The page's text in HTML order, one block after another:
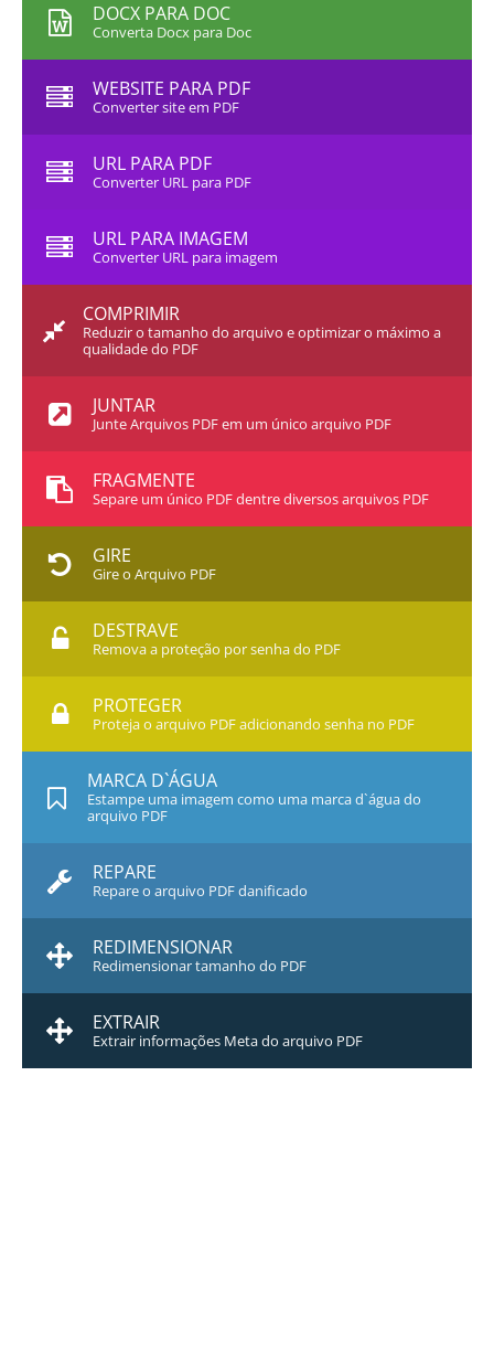
DOCX PARA DOC
Converta Docx para Doc
WEBSITE PARA PDF
Converter site em PDF
URL PARA PDF
Converter URL para PDF
URL PARA IMAGEM
Converter URL para imagem
COMPRIMIR
Reduzir o tamanho do arquivo e optimizar o máximo a
qualidade do PDF
JUNTAR
Junte Arquivos PDF em um único arquivo PDF
FRAGMENTE
Separe um único PDF dentre diversos arquivos PDF
GIRE
Gire o Arquivo PDF
DESTRAVE
Remova a proteção por senha do PDF
PROTEGER
Proteja o arquivo PDF adicionando senha no PDF
MARCA D`ÁGUA
Estampe uma imagem como uma marca d`água do
arquivo PDF
REPARE
Repare o arquivo PDF danificado
REDIMENSIONAR
Redimensionar tamanho do PDF
EXTRAIR
Extrair informações Meta do arquivo PDF